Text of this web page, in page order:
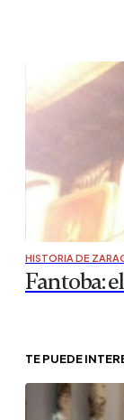
HISTORIA DE
Fantoba:
TE PUEDE